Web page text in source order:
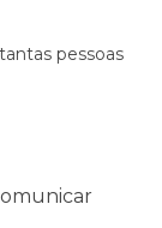
pessoas